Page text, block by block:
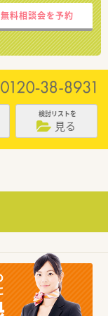
無料相談会を予約
検討リストを
見る